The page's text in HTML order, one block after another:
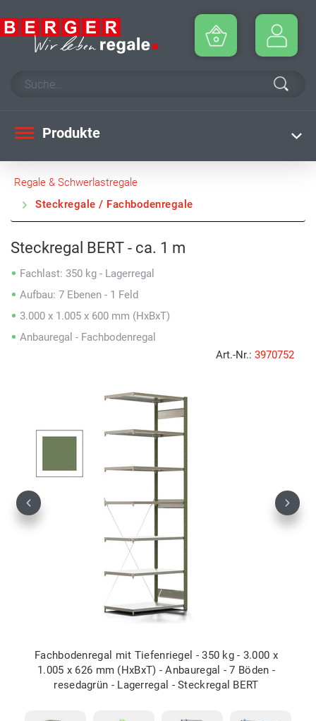
Produkte
Regale & Schwerlastregale
Steckregale / Fachbodenregale
Steckregal BERT - ca. 1 m
Fachlast: 350 kg - Lagerregal
Aufbau: 7 Ebenen - 1 Feld
3.000 x 1.005 x 600 mm (HxBxT)
Anbauregal - Fachbodenregal
Art.-Nr.: 3970752
Fachbodenregal mit Tiefenriegel - 350 kg - 3.000 x
1.005 x 626 mm (HxBxT) - Anbauregal - 7 Böden -
resedagrün - Lagerregal - Steckregal BERT
Previous Next